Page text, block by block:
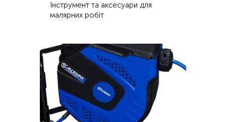
Інструмент та аксесуари для
малярних робіт